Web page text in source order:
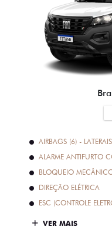
AIRBAGS (6) -
ALARME ANTIFURTO
BLOQUEIO
DIREÇÃO ELÉTRICA
ESC (CONTROLE
VER MAIS